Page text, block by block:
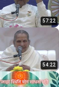
57:22
54:22